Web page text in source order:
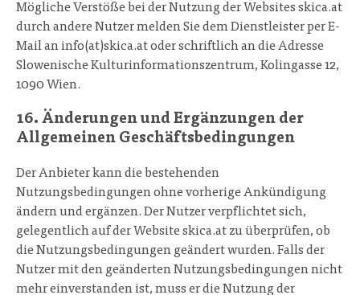
Mögliche Verstöße bei der Nutzung der Websites skica.at
durch andere Nutzer melden Sie dem Dienstleister per E-
Mail an info(at)skica.at oder schriftlich an die Adresse
Slowenische Kulturinformationszentrum, Kolingasse 12,
1090 Wien.
16. Änderungen und Ergänzungen der
Allgemeinen Geschäftsbedingungen
Der Anbieter kann die bestehenden
Nutzungsbedingungen ohne vorherige Ankündigung
ändern und ergänzen. Der Nutzer verpflichtet sich,
gelegentlich auf der Website skica.at zu überprüfen, ob
die Nutzungsbedingungen geändert wurden. Falls der
Nutzer mit den geänderten Nutzungsbedingungen nicht
mehr einverstanden ist, muss er die Nutzung der